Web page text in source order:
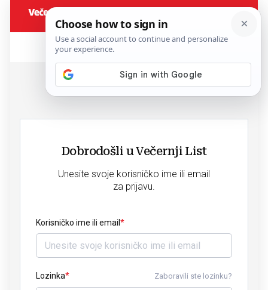
Dobrodošli u Večernji List
Unesite svoje korisničko ime ili email
za prijavu.
Korisničko ime ili email
Lozinka Zaboravili ste lozinku?